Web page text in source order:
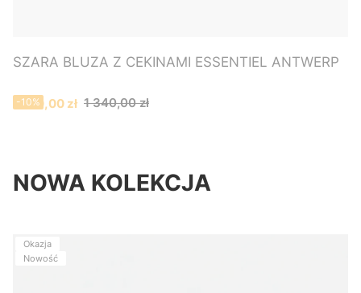
SZARA BLUZA Z CEKINAMI ESSENTIEL ANTWERP
Cena promocyjna
1 200,00 zł 1 340,00 zł
-10%
NOWA KOLEKCJA
Okazja
Nowość